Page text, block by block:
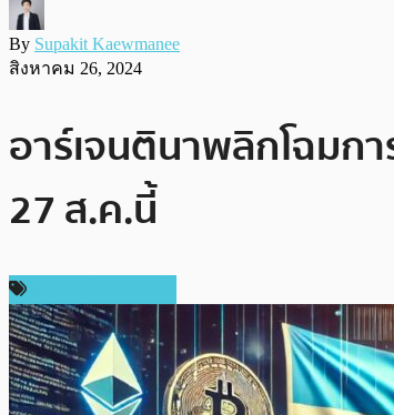
By Supakit Kaewmanee
สิงหาคม 26, 2024
อาร์เจนตินาพลิกโฉมก
27 ส.ค.นี้